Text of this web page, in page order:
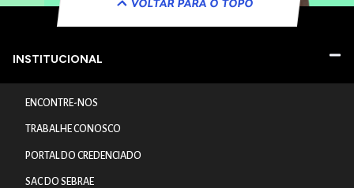
VOLTAR PARA O TOPO
INSTITUCIONAL
ENCONTRE-NOS
TRABALHE CONOSCO
PORTAL DO CREDENCIADO
SAC DO SEBRAE